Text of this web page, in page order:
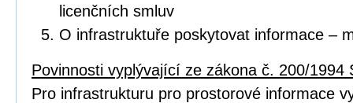
licenčních smluv
O infrastruktuře poskytovat informace –
Povinnosti vyplývající ze zákona č. 200/1994
Pro infrastrukturu pro prostorové informace